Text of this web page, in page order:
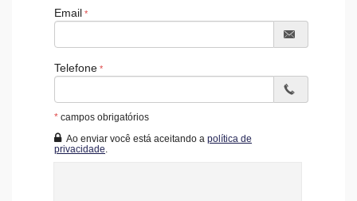
Email
Telefone
* campos obrigatórios
Ao enviar você está aceitando a política de
privacidade